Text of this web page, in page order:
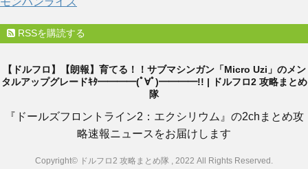
RSSを購読する
【ドルフロ】【朗報】育てる！！サブマシンガン「Micro Uzi」のメン
タルアップグレードｷﾀ━━━━(ﾟ∀ﾟ)━━━━!! | ドルフロ2 攻略まとめ
隊
『ドールズフロントライン2：エクシリウム』の2chまとめ攻
略速報ニュースをお届けします
Copyright© ドルフロ2 攻略まとめ隊 , 2022 All Rights Reserved.